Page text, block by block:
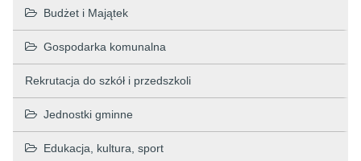
Budżet i Majątek
Gospodarka komunalna
Rekrutacja do szkół i przedszkoli
Jednostki gminne
Edukacja, kultura, sport